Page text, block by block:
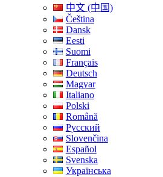
中文 (中国)
Čeština
Dansk
Eesti
Suomi
Français
Deutsch
Magyar
Italiano
Polski
Română
Русский
Slovenčina
Español
Svenska
Українська